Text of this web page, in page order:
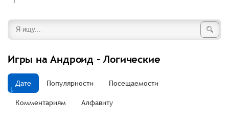
Игры на Андроид - Логические
Дате Популярности Посещаемости
Комментариям Алфавиту